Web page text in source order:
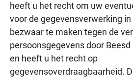
heeft u het recht om uw
voor de gegevensverwerking
bezwaar te maken tegen de
persoonsgegevens door
en heeft u het recht op
gegevensoverdraagbaarheid.